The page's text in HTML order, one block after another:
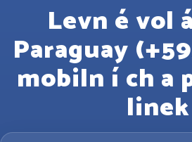
Levn é vol
Paraguay
mobiln í ch a
linek